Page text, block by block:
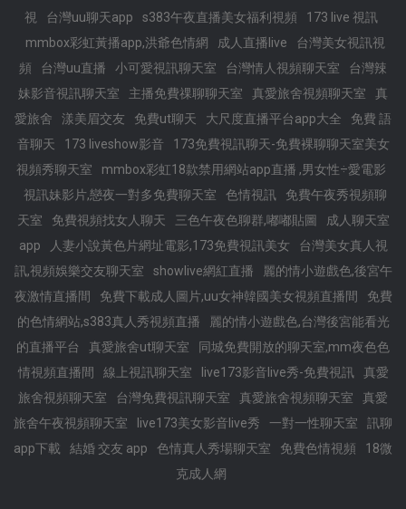
視
台灣uu聊天app s383午夜直播美女福利視頻
173 live 視訊
mmbox彩虹黃播app,洪爺色情網
成人直播live
台灣美女視訊視
頻
台灣uu直播 小可愛視訊聊天室 台灣情人視頻聊天室
台灣辣
妹影音視訊聊天室
主播免費祼聊聊天室 真愛旅舍視頻聊天室
真
愛旅舍
漾美眉交友 免費ut聊天 大尺度直播平台app大全
免費 語
音聊天
173 liveshow影音
173免費視訊聊天-免費裸聊聊天室美女
視頻秀聊天室
mmbox彩虹18款禁用網站app直播 ,男女性÷愛電影
視訊妹影片,戀夜一對多免費聊天室
色情視訊
免費午夜秀視頻聊
天室
免費視頻找女人聊天 三色午夜色聊群,嘟嘟貼圖
成人聊天室
app
人妻小說黃色片網址電影,173免費視訊美女
台灣美女真人視
訊,視頻娛樂交友聊天室
showlive網紅直播
麗的情小遊戲色,後宮午
夜激情直播間
免費下載成人圖片,uu女神韓國美女視頻直播間
免費
的色情網站,s383真人秀視頻直播
麗的情小遊戲色,台灣後宮能看光
的直播平台
真愛旅舍ut聊天室
同城免費開放的聊天室,mm夜色色
情視頻直播間
線上視訊聊天室 live173影音live秀-免費視訊
真愛
旅舍視頻聊天室
台灣免費視訊聊天室 真愛旅舍視頻聊天室
真愛
旅舍午夜視頻聊天室
live173美女影音live秀 一對一性聊天室
訊聊
app下載
結婚 交友 app 色情真人秀場聊天室 免費色情視頻
18微
克成人網